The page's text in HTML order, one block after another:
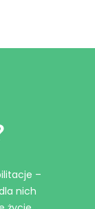
–
nich